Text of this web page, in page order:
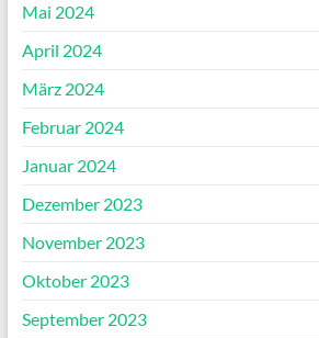
Mai 2024
April 2024
März 2024
Februar 2024
Januar 2024
Dezember 2023
November 2023
Oktober 2023
September 2023